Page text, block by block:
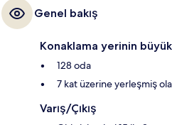
Genel bakış
Konaklama yerinin
128 oda
7 kat üzerine yerleşmiş
Varış/Çıkış